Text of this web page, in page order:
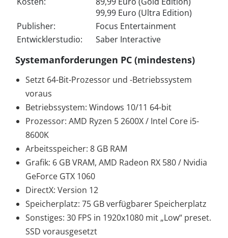
99,99 Euro (Ultra Edition)
Publisher:
Focus Entertainment
Entwicklerstudio:
Saber Interactive
Systemanforderungen PC (mindestens)
Setzt 64-Bit-Prozessor und -Betriebssystem
voraus
Betriebssystem: Windows 10/11 64-bit
Prozessor: AMD Ryzen 5 2600X / Intel Core i5-
8600K
Arbeitsspeicher: 8 GB RAM
Grafik: 6 GB VRAM, AMD Radeon RX 580 / Nvidia
GeForce GTX 1060
DirectX: Version 12
Speicherplatz: 75 GB verfügbarer Speicherplatz
Sonstiges: 30 FPS in 1920x1080 mit „Low“ preset.
SSD vorausgesetzt